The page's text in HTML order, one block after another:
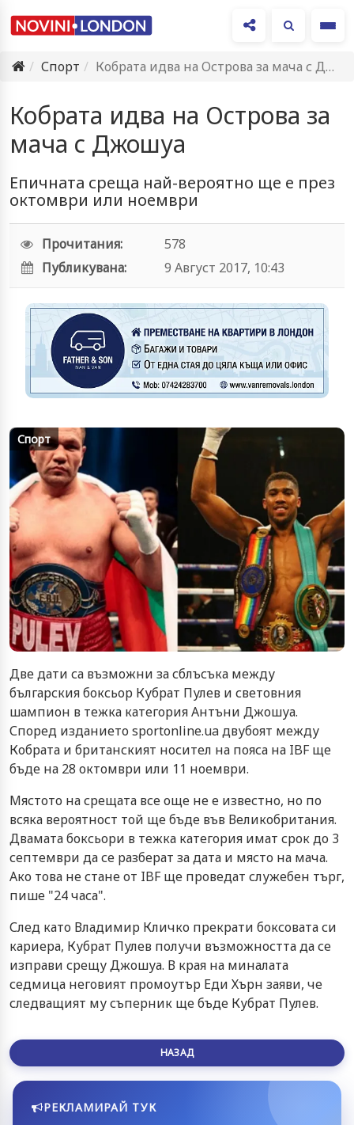
Спорт
Кобрата идва на Острова за мача с Джошуа
Кобрата идва на Острова за
мача с Джошуа
Епичната среща най-вероятно ще е през
октомври или ноември
Прочитания:
578
Публикувана:
9 Август 2017, 10:43
Спорт
Две дати са възможни за сблъсъка между
българския боксьор Кубрат Пулев и световния
шампион в тежка категория Антъни Джошуа.
Според изданието sportonline.ua двубоят между
Кобрата и британският носител на пояса на IBF ще
бъде на 28 октомври или 11 ноември.
Мястото на срещата все още не е известно, но по
всяка вероятност той ще бъде във Великобритания.
Двамата боксьори в тежка категория имат срок до 3
септември да се разберат за дата и място на мача.
Ако това не стане от IBF ще проведат служебен търг,
пише "24 часа".
След като Владимир Кличко прекрати боксовата си
кариера, Кубрат Пулев получи възможността да се
изправи срещу Джошуа. В края на миналата
седмица неговият промоутър Еди Хърн заяви, че
следващият му съперник ще бъде Кубрат Пулев.
НАЗАД
РЕКЛАМИРАЙ ТУК